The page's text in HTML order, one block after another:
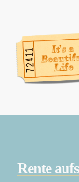
Rente